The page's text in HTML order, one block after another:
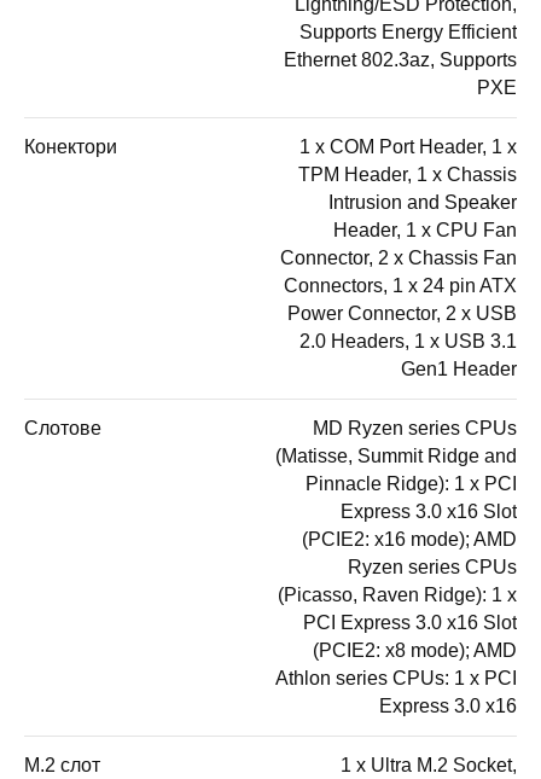
Lightning/ESD Protection,
Supports Energy Efficient
Ethernet 802.3az, Supports
PXE
Конектори
1 x COM Port Header, 1 x
TPM Header, 1 x Chassis
Intrusion and Speaker
Header, 1 x CPU Fan
Connector, 2 x Chassis Fan
Connectors, 1 x 24 pin ATX
Power Connector, 2 x USB
2.0 Headers, 1 x USB 3.1
Gen1 Header
Слотове
MD Ryzen series CPUs
(Matisse, Summit Ridge and
Pinnacle Ridge): 1 x PCI
Express 3.0 x16 Slot
(PCIE2: x16 mode); AMD
Ryzen series CPUs
(Picasso, Raven Ridge): 1 x
PCI Express 3.0 x16 Slot
(PCIE2: x8 mode); AMD
Athlon series CPUs: 1 x PCI
Express 3.0 x16
M.2 слот
1 x Ultra M.2 Socket,